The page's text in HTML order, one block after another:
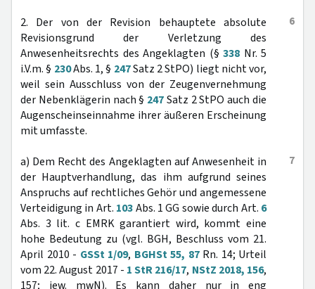
6
2. Der von der Revision behauptete absolute
Revisionsgrund der Verletzung des
Anwesenheitsrechts des Angeklagten (§ 338 Nr. 5
i.V.m. § 230Abs. 1, § 247Satz 2 StPO) liegt nicht vor,
weil sein Ausschluss von der Zeugenvernehmung
der Nebenklägerin nach § 247Satz 2 StPO auch die
Augenscheinseinnahme ihrer äußeren Erscheinung
mit umfasste.
7
a) Dem Recht des Angeklagten auf Anwesenheit in
der Hauptverhandlung, das ihm aufgrund seines
Anspruchs auf rechtliches Gehör und angemessene
Verteidigung in Art. 103Abs. 1 GG sowie durch Art. 6
Abs. 3 lit. c EMRK garantiert wird, kommt eine
hohe Bedeutung zu (vgl. BGH, Beschluss vom 21.
April 2010 - GSSt 1/09, BGHSt 55, 87Rn. 14; Urteil
vom 22. August 2017 - 1 StR 216/17, NStZ 2018, 156,
157; jew. mwN). Es kann daher nur in eng